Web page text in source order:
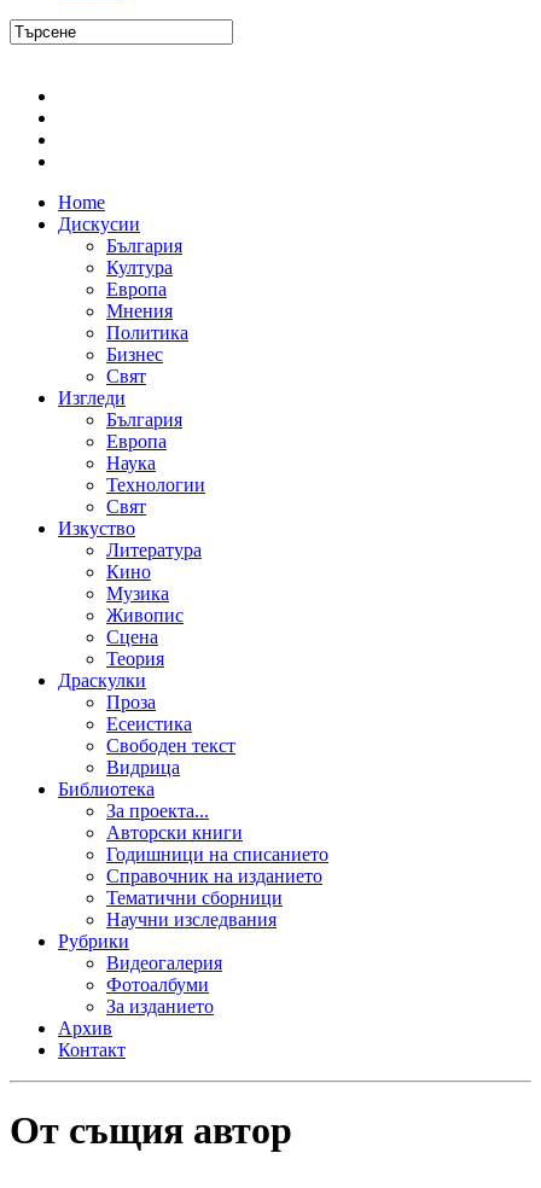
Home
Дискусии
България
Култура
Европа
Мнения
Политика
Бизнес
Свят
Изгледи
България
Европа
Наука
Технологии
Свят
Изкуство
Литература
Кино
Музика
Живопис
Сцена
Теория
Драскулки
Проза
Есеистика
Свободен текст
Видрица
Библиотека
За проекта...
Авторски книги
Годишници на списанието
Справочник на изданието
Тематични сборници
Научни изследвания
Рубрики
Видеогалерия
Фотоалбуми
За изданието
Архив
Контакт
От същия автор